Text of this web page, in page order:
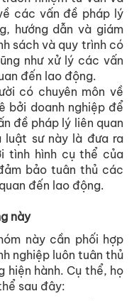
các vấn đề pháp lý
hướng dẫn và giám
sách và quy trình có
như xử lý các vấn
đến lao động.
có chuyên môn về
bởi doanh nghiệp để
đề pháp lý liên quan
luật sư này là đưa ra
tình hình cụ thể của
bảo tuân thủ các
đến lao động.
này
này cần phối hợp
nghiệp luôn tuân thủ
hiện hành. Cụ thể, họ
sau đây: